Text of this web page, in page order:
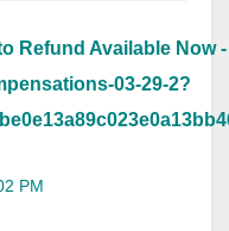
Refund Available Now -
03-29-2?
PM